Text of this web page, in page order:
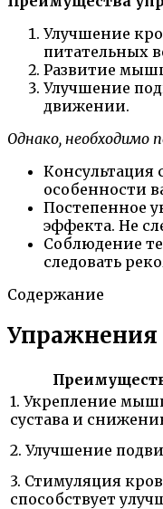
Улучшение
питательных
Развитие
Улучшение
движении.
Однако, необходимо
Консультация
особенности
Постепенное
эффекта. Не
Соблюдение
следовать
Содержание
Упражнения
1. Укрепление
сустава и
2. Улучшение
3. Стимуляция
способствует